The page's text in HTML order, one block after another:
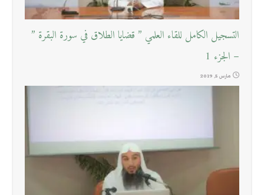
التسجيل الكامل للقاء العلمي ” قضايا الطلاق في سورة البقرة ”
– الجزء 1
مارس 5, 2019